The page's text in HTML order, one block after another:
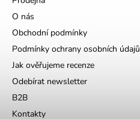
O nás
Obchodní podmínky
Podmínky ochrany osobních údajů
Jak ověřujeme recenze
Odebírat newsletter
B2B
Kontakty